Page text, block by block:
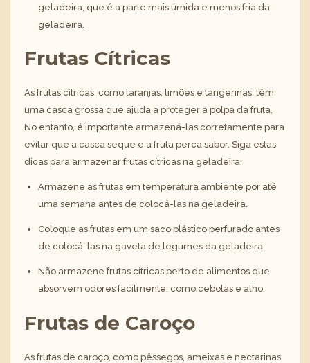
geladeira, que é a parte mais úmida e menos fria da
geladeira.
Frutas Cítricas
As frutas cítricas, como laranjas, limões e tangerinas, têm
uma casca grossa que ajuda a proteger a polpa da fruta.
No entanto, é importante armazená-las corretamente para
evitar que a casca seque e a fruta perca sabor. Siga estas
dicas para armazenar frutas cítricas na geladeira:
Armazene as frutas em temperatura ambiente por até
uma semana antes de colocá-las na geladeira.
Coloque as frutas em um saco plástico perfurado antes
de colocá-las na gaveta de legumes da geladeira.
Não armazene frutas cítricas perto de alimentos que
absorvem odores facilmente, como cebolas e alho.
Frutas de Caroço
As frutas de caroço, como pêssegos, ameixas e nectarinas,